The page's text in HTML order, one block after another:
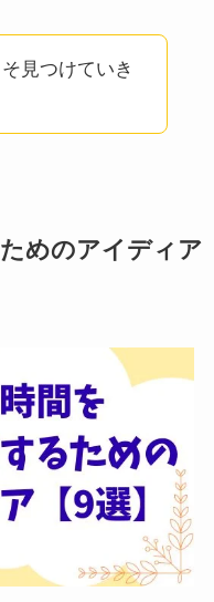
見つけていき
めのアイディア